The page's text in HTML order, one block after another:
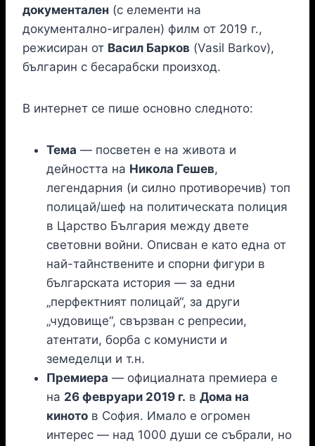
документален (с елементи на
документално-игрален) филм от 2019 г.,
режисиран от Васил Барков (Vasil Barkov),
българин с бесарабски произход.
В интернет се пише основно следното:
Тема — посветен е на живота и
дейността на Никола Гешев,
легендарния (и силно противоречив) топ
полицай/шеф на политическата полиция
в Царство България между двете
световни войни. Описван е като една от
най-тайнствените и спорни фигури в
българската история — за едни
„перфектният полицай“, за други
„чудовище“, свързван с репресии,
атентати, борба с комунисти и
земеделци и т.н.
Премиера — официалната премиера е
на 26 февруари 2019 г. в Дома на
киното в София. Имало е огромен
интерес — над 1000 души се събрали, но